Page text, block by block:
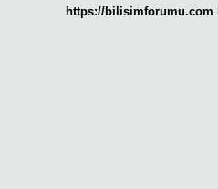
https://bilisimforumu.com